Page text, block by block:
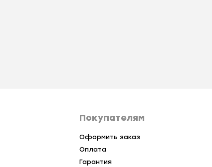
Покупателям
Оформить заказ
Оплата
Гарантия